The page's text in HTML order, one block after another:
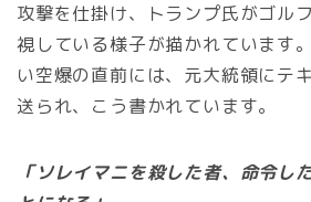
攻撃を仕掛け、トランプ氏がゴル
視している様子が描かれています
い空爆の直前には、元大統領にテ
送られ、こう書かれています。
「ソレイマニを殺した者、命令し